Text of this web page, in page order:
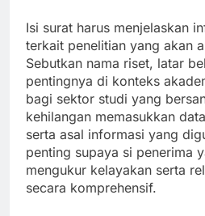
Isi surat harus menjelaskan
terkait penelitian yang akan
Sebutkan nama riset, latar
pentingnya di konteks
bagi sektor studi yang
kehilangan memasukkan
serta asal informasi yang
penting supaya si penerima
mengukur kelayakan serta
secara komprehensif.